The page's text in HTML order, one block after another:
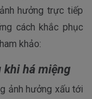
hưởng trực tiếp
cách khắc phục
khảo:
há miệng
ảnh hưởng xấu tới